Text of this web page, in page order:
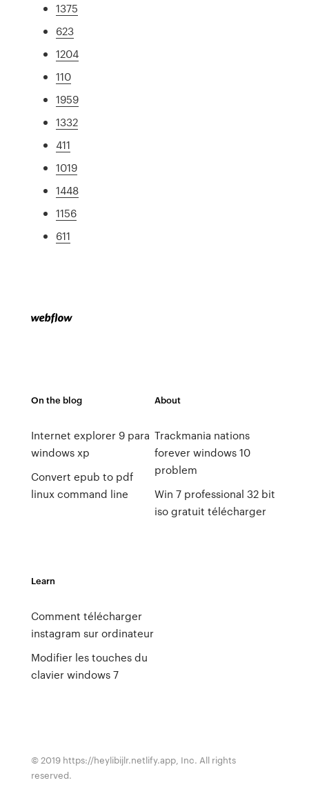
1375
623
1204
110
1959
1332
411
1019
1448
1156
611
On the blog
Internet explorer 9 para
windows xp
Convert epub to pdf
linux command line
About
Trackmania nations
forever windows 10
problem
Win 7 professional 32 bit
iso gratuit télécharger
Learn
Comment télécharger
instagram sur ordinateur
Modifier les touches du
clavier windows 7
© 2019 https://heylibijlr.netlify.app, Inc. All rights
reserved.